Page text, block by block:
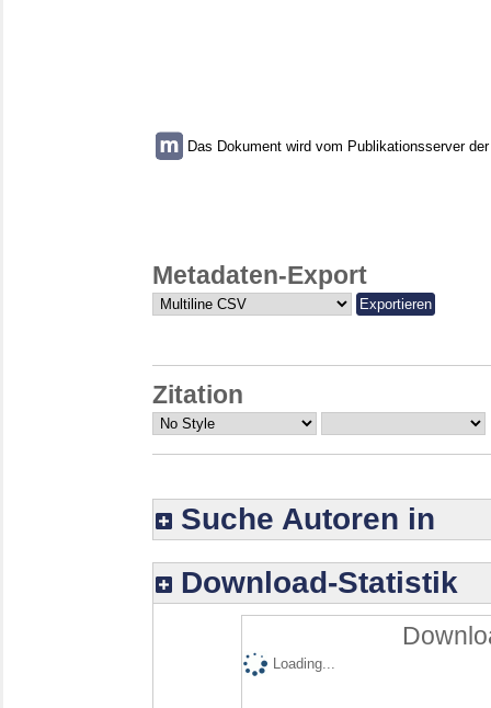
Das Dokument wird vom Publikationsserver
Metadaten-Export
Zitation
Suche Autoren in
Download-Statistik
Loading...